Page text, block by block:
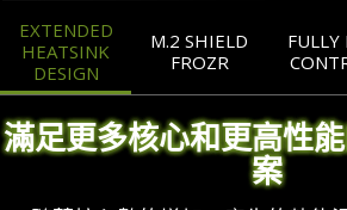
EXTENDED
HEATSINK
DESIGN
M.2 SHIELD
FROZR
FULLY
滿足更多核心和更高性
案